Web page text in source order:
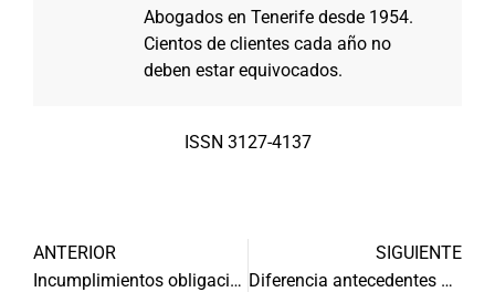
Abogados en Tenerife desde 1954.
Cientos de clientes cada año no
deben estar equivocados.
ISSN 3127-4137
ANTERIOR
Incumplimientos obligaciones de un contrato
SIGUIENTE
Diferencia antecedentes penales y policiales